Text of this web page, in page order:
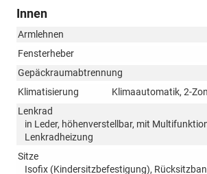
Innen
Armlehnen
Fensterheber
Gepäckraumabtrennung
Klimatisierung
Klimaautomatik, 2-
Lenkrad
in Leder, höhenverstellbar, mit
Lenkradheizung
Sitze
Isofix (Kindersitzbefestigung),